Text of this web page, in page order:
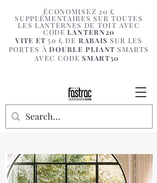
ÉCONOMISEZ 20 £
SUPPLÉMENTAIRES SUR TOUTES
LES LANTERNES DE TOIT AVEC
CODE LANTERN20
VITE ET 50 £ DE RABAIS SUR LES
PORTES À DOUBLE PLIANT SMARTS
AVEC CODE SMART50